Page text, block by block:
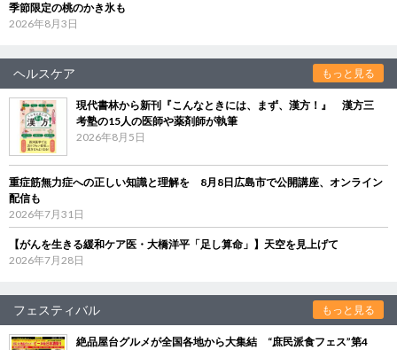
季節限定の桃のかき氷も
2026年8月3日
ヘルスケア もっと見る
現代書林から新刊『こんなときには、まず、漢方！』 漢方三
考塾の15人の医師や薬剤師が執筆
2026年8月5日
重症筋無力症への正しい知識と理解を 8月8日広島市で公開講座、オンライン
配信も
2026年7月31日
【がんを生きる緩和ケア医・大橋洋平「足し算命」】天空を見上げて
2026年7月28日
フェスティバル もっと見る
絶品屋台グルメが全国各地から大集結 “庶民派食フェス”第4